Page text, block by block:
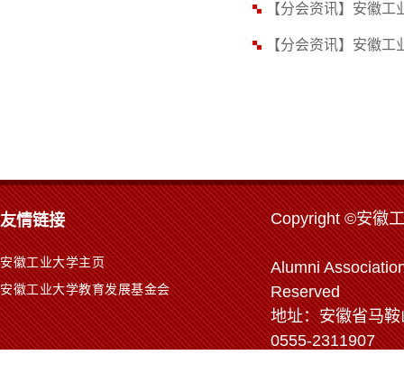
【分会资讯】安徽
【分会资讯】安徽
友情链接
安徽工业大学主页
安徽工业大学教育发展基金会
Copyright ©安徽工
Alumni
Reserved
地址：安徽省马
0555-2311907